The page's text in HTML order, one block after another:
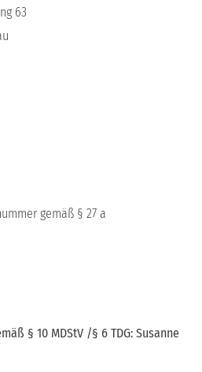
63
gemäß § 27 a
§ 10 MDStV /§ 6 TDG: Susanne